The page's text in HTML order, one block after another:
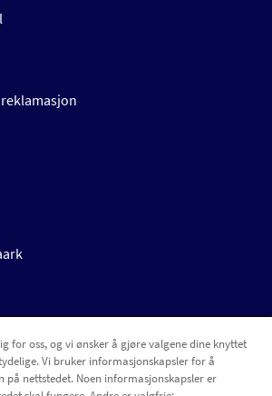
Leveringsalternativer
for oss, og vi ønsker å gjøre valgene dine knyttet
Vi bruker informasjonskapsler for å
på nettstedet. Noen informasjonskapsler er